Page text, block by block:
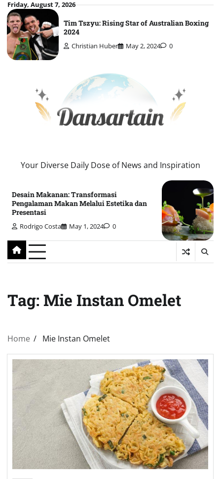
Skip
to
content
Friday, August 7, 2026
Tim Tszyu: Rising Star of Australian Boxing
2024
Christian Huber May 2, 2024 0
Your Diverse Daily Dose of News and Inspiration
Desain Makanan: Transformasi
Pengalaman Makan Melalui Estetika dan
Presentasi
Rodrigo Costa May 1, 2024 0
Tag: Mie Instan Omelet
Home Mie Instan Omelet